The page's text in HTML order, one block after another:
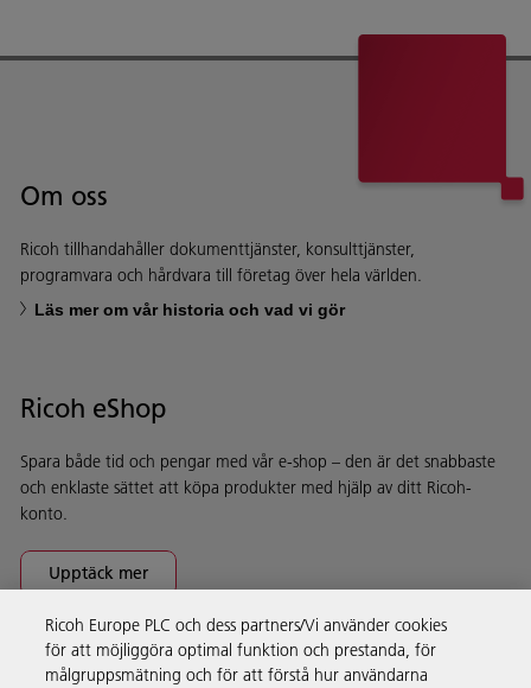
Om oss
Ricoh tillhandahåller dokumenttjänster, konsulttjänster,
programvara och hårdvara till företag över hela världen.
Läs mer om vår historia och vad vi gör
Ricoh eShop
Spara både tid och pengar med vår e-shop – den är det snabbaste
och enklaste sättet att köpa produkter med hjälp av ditt Ricoh-
konto.
Upptäck mer
Företagslösningar
Ricoh Europe PLC och dess partners/Vi använder cookies
för att möjliggöra optimal funktion och prestanda, för
målgruppsmätning och för att förstå hur användarna